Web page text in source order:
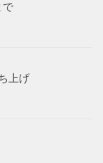
で
上げ